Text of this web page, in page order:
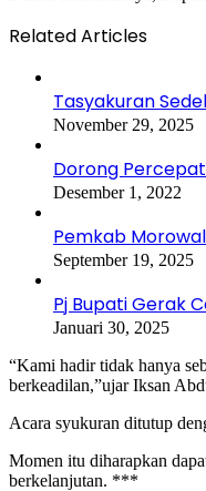
Related Articles
Tasyakuran
November 29, 2025
Dorong
Desember 1, 2022
Pemkab
September 19, 2025
Pj Bupati Gerak
Januari 30, 2025
“Kami hadir tidak hanya
berkeadilan,”ujar Iksan
Acara syukuran ditutup
Momen itu diharapkan
berkelanjutan. ***